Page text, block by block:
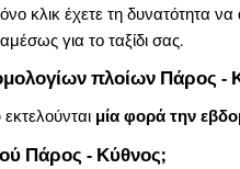
κλικ έχετε τη δυνατότητα
για το ταξίδι σας.
πλοίων Πάρος -
μία φορά την
Πάρος - Κύθνος;